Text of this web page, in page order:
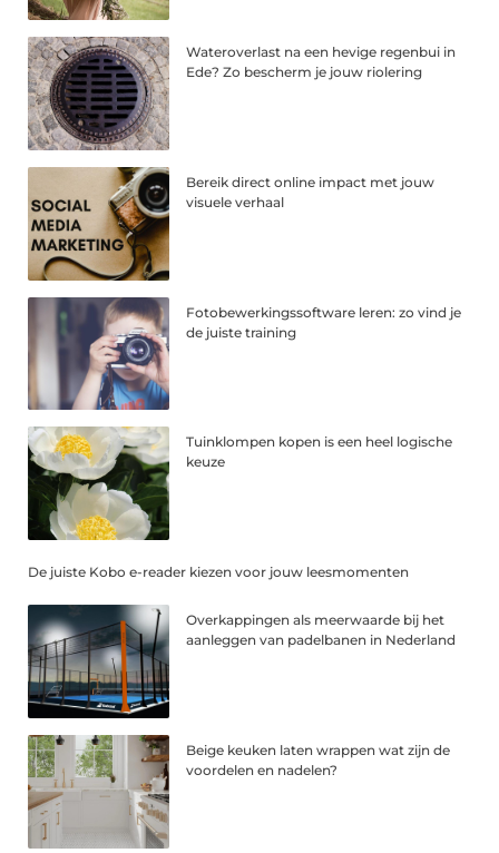
Wateroverlast na een hevige regenbui in
Ede? Zo bescherm je jouw riolering
Bereik direct online impact met jouw
visuele verhaal
Fotobewerkingssoftware leren: zo vind je
de juiste training
Tuinklompen kopen is een heel logische
keuze
De juiste Kobo e-reader kiezen voor jouw leesmomenten
Overkappingen als meerwaarde bij het
aanleggen van padelbanen in Nederland
Beige keuken laten wrappen wat zijn de
voordelen en nadelen?